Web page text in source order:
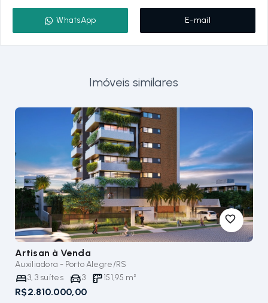
WhatsApp E-mail
Imóveis similares
Artisan à Venda
Auxiliadora - Porto Alegre/RS
3,3 suítes 3 151,95 m²
R$2.810.000,00